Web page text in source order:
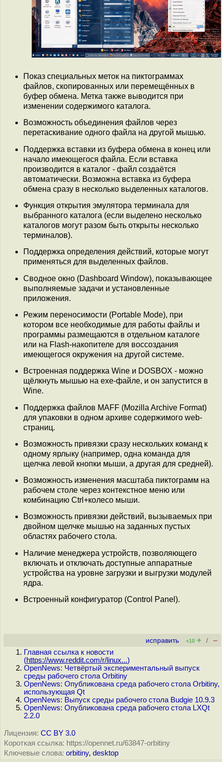
Показ специальных меток на пиктограммах
файлов, скопированных или перемещённых в
буфер обмена. Метка также выводится при
изменении содержимого каталога.
Возможность объединения файлов через
перетаскивание одного файла на другой мышью.
Поддержка вставки из буфера обмена в конец или
начало имеющегося файла. Если вставка
производится в каталог - файл создаётся
автоматически. Возможна вставка из буфера
обмена сразу в несколько выделенных каталогов.
Функция открытия эмулятора терминала для
выбранного каталога (если выделено несколько
каталогов могут разом быть открыты несколько
терминалов).
Поддержка определения действий, которые могут
применяться для выделенных файлов.
Сводное окно (Dashboard Window), показывающее
выполняемые задачи и установленные
приложения.
Режим переносимости (Portable Mode), при
котором все необходимые для работы файлы и
программы размещаются в отдельном каталоге
или на Flash-накопителе для воссоздания
имеющегося окружения на другой системе.
Встроенная поддержка Wine и DOSBOX - можно
щёлкнуть мышью на exe-файле, и он запустится в
Wine.
Поддержка файлов MAFF (Mozilla Archive Format)
для упаковки в одном архиве содержимого web-
страниц.
Возможность привязки сразу нескольких команд к
одному ярлыку (например, одна команда для
щелчка левой кнопки мыши, а другая для средней).
Возможность изменения масштаба пиктограмм на
рабочем столе через контекстное меню или
комбинацию Ctrl+колесо мыши.
Возможность привязки действий, вызываемых при
двойном щелчке мышью на заданных пустых
областях рабочего стола.
Наличие менеджера устройств, позволяющего
включать и отключать доступные аппаратные
устройства на уровне загрузки и выгрузки модулей
ядра.
Встроенный конфигуратор (Control Panel).
исправить +10 + / –
Главная ссылка к новости
(https://www.reddit.com/r/linux...)
OpenNews: Четвёртый экспериментальный выпуск
среды рабочего стола Orbitiny
OpenNews: Опубликована среда рабочего стола Orbitiny,
использующая Qt
OpenNews: Выпуск среды рабочего стола Budgie 10.9.3
OpenNews: Опубликована среда рабочего стола LXQt
2.2.0
Лицензия: CC BY 3.0
Короткая ссылка: https://opennet.ru/63847-orbitiny
Ключевые слова: orbitiny, desktop